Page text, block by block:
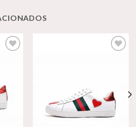
lista de
deseos